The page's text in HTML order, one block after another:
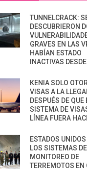
TUNNELCRACK:
DESCUBRIERON
GRAVES EN LAS
HABÍAN ESTADO
INACTIVAS
KENIA SOLO
VISAS A LA
DESPUÉS DE QUE
SISTEMA DE
LÍNEA FUERA
ESTADOS
LOS SISTEMAS DE
MONITOREO DE
TERREMOTOS EN